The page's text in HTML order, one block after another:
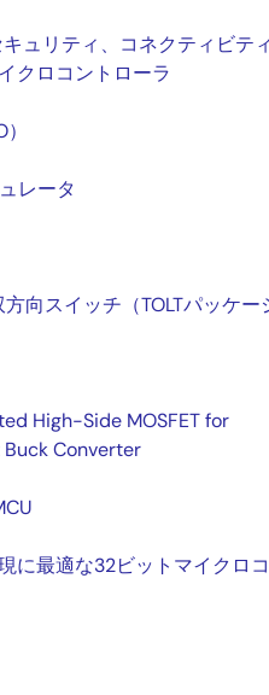
ュリティ、コネクティビテ
クロコントローラ
レータ
向スイッチ（TOLTパッケー
High-Side MOSFET for
Converter
に最適な32ビットマイクロ